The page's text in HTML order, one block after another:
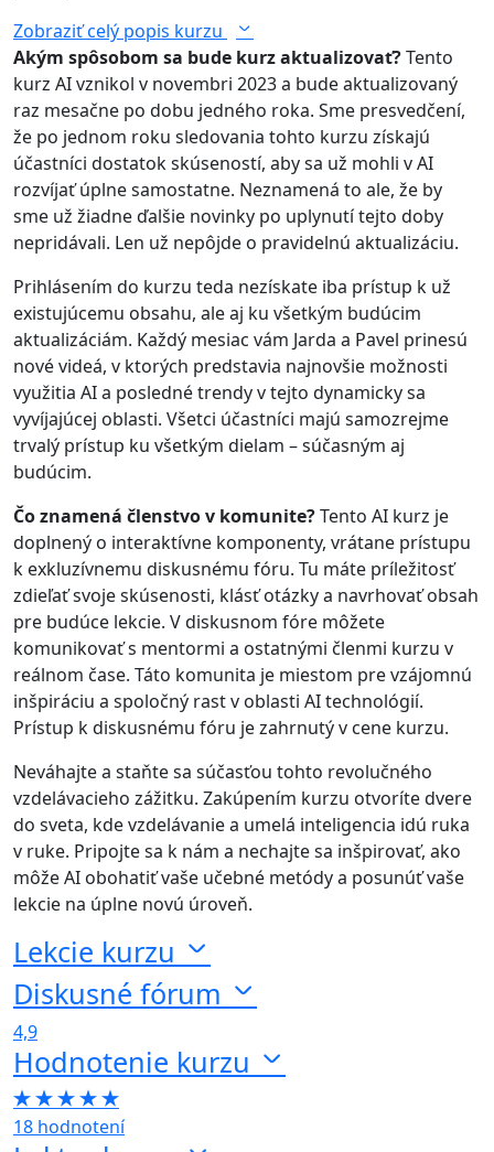
Zobraziť celý popis kurzu
Akým spôsobom sa bude kurz aktualizovať?Tento
kurz AI vznikol v novembri 2023 a bude aktualizovaný
raz mesačne po dobu jedného roka. Sme presvedčení,
že po jednom roku sledovania tohto kurzu získajú
účastníci dostatok skúseností, aby sa už mohli v AI
rozvíjať úplne samostatne. Neznamená to ale, že by
sme už žiadne ďalšie novinky po uplynutí tejto doby
nepridávali. Len už nepôjde o pravidelnú aktualizáciu.
Prihlásením do kurzu teda nezískate iba prístup k už
existujúcemu obsahu, ale aj ku všetkým budúcim
aktualizáciám. Každý mesiac vám Jarda a Pavel prinesú
nové videá, v ktorých predstavia najnovšie možnosti
využitia AI a posledné trendy v tejto dynamicky sa
vyvíjajúcej oblasti. Všetci účastníci majú samozrejme
trvalý prístup ku všetkým dielam – súčasným aj
budúcim.
Čo znamená členstvo v komunite?Tento AI kurz je
doplnený o interaktívne komponenty, vrátane prístupu
k exkluzívnemu diskusnému fóru. Tu máte príležitosť
zdieľať svoje skúsenosti, klásť otázky a navrhovať obsah
pre budúce lekcie. V diskusnom fóre môžete
komunikovať s mentormi a ostatnými členmi kurzu v
reálnom čase. Táto komunita je miestom pre vzájomnú
inšpiráciu a spoločný rast v oblasti AI technológií.
Prístup k diskusnému fóru je zahrnutý v cene kurzu.
Neváhajte a staňte sa súčasťou tohto revolučného
vzdelávacieho zážitku. Zakúpením kurzu otvoríte dvere
do sveta, kde vzdelávanie a umelá inteligencia idú ruka
v ruke. Pripojte sa k nám a nechajte sa inšpirovať, ako
môže AI obohatiť vaše učebné metódy a posunúť vaše
lekcie na úplne novú úroveň.
Lekcie kurzu
Diskusné fórum
4,9
Hodnotenie kurzu
18 hodnotení